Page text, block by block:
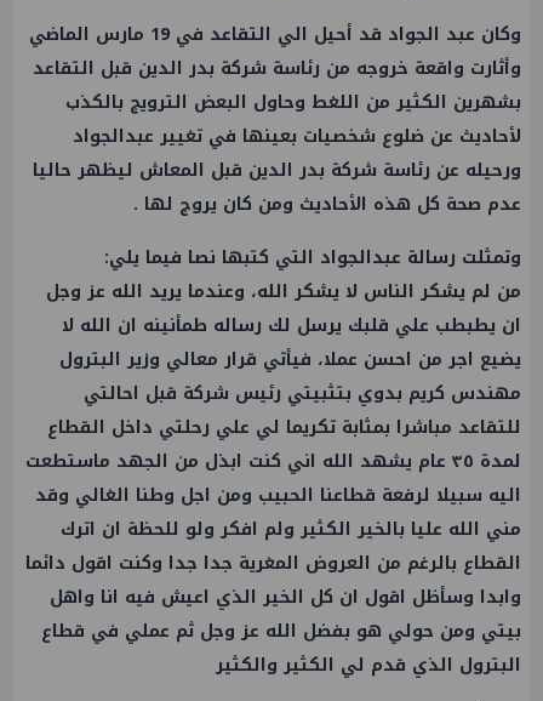
وكان عبد الجواد قد أحيل الي التقاعد في 19 مارس الماضي
وأثارت واقعة خروجه من رئاسة شركة بدر الدين قبل التقاعد
بشهرين الكثير من اللغط وحاول البعض الترويج بالكذب
لأحاديث عن ضلوع شخصيات بعينها في تغيير عبدالجواد
ورحيله عن رئاسة شركة بدر الدين قبل المعاش ليظهر حاليا
عدم صحة كل هذه الأحاديث ومن كان يروج لها .
وتمثلت رسالة عبدالجواد التي كتبها نصا فيما يلي:
من لم يشكر الناس لا يشكر الله، وعندما يريد الله عز وجل
ان يطبطب علي قلبك يرسل لك رساله طمأنينه ان الله لا
يضيع اجر من احسن عملا، فيأتي قرار معالي وزير البترول
مهندس كريم بدوي بتثبيتي رئيس شركة قبل احالتي
للتقاعد مباشرا بمثابة تكريما لي علي رحلتي داخل القطاع
لمدة ٣٥ عام يشهد الله اني كنت ابذل من الجهد ماستطعت
اليه سبيلا لرفعة قطاعنا الحبيب ومن اجل وطنا الغالي وقد
مني الله عليا بالخير الكثير ولم افكر ولو للحظة ان اترك
القطاع بالرغم من العروض المغرية جدا جدا وكنت اقول دائما
وابدا وسأظل اقول ان كل الخير الذي اعيش فيه انا واهل
بيتي ومن حولي هو بفضل الله عز وجل ثم عملي في قطاع
البترول الذي قدم لي الكثير والكثير